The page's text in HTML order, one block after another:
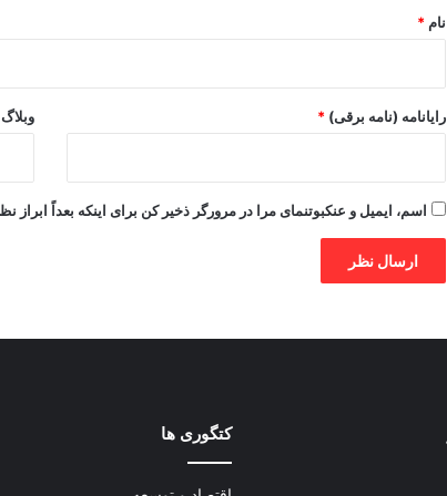
نام *
رایانامه (نامه برقی) * وبلاگ
اسم، ایمیل و عنکبوتنمای مرا در مرورگر ذخیر کن برای اینکه بعداً ابراز
کتگوری ها